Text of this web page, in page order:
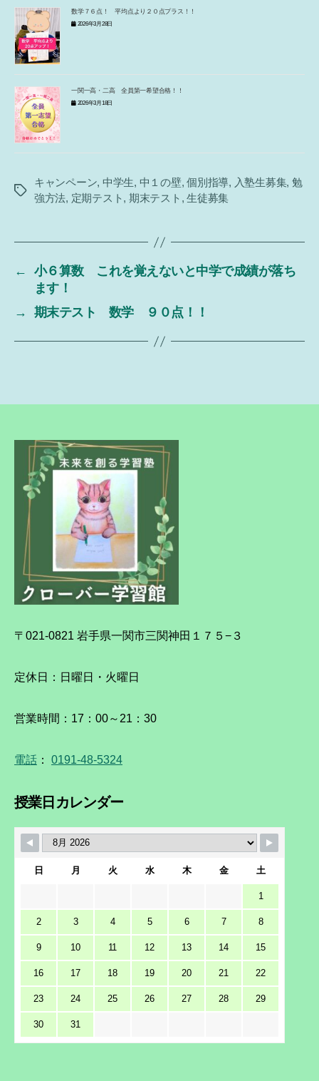
数学７６点！ 平均点より２０点プラス！！
2026年3月28日
一関一高・二高 全員第一希望合格！！
2026年3月18日
タ
キャンペーン, 中学生, 中１の壁,個別指導, 入塾生募集, 勉
強方法, 定期テスト , 期末テスト ,生徒募集
←
小６算数 これを覚えないと中学で成績が落ち
ます！
→
期末テスト 数学 ９０点！！
〒021-0821 岩手県一関市三関神田１７５−３
定休日：日曜日・火曜日
営業時間：17：00～21：30
電話 ： 0191-48-5324
授業日カレンダー
日 月 火 水 木 金 土
1
2 3 4 5 6 7 8
9 10 11 12 13 14 15
16 17 18 19 20 21 22
23 24 25 26 27 28 29
30 31